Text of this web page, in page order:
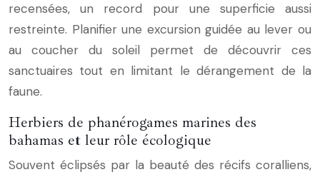
recensées, un record pour une superficie aussi
restreinte. Planifier une excursion guidée au lever ou
au coucher du soleil permet de découvrir ces
sanctuaires tout en limitant le dérangement de la
faune.
Herbiers de phanérogames marines des
bahamas et leur rôle écologique
Souvent éclipsés par la beauté des récifs coralliens,